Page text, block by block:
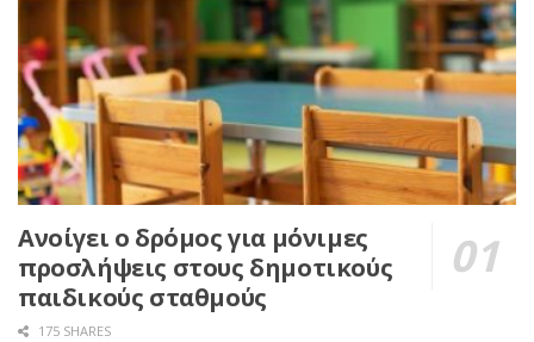
Ανοίγει ο δρόμος για μόνιμες
προσλήψεις στους δημοτικούς
παιδικούς σταθμούς
175 SHARES